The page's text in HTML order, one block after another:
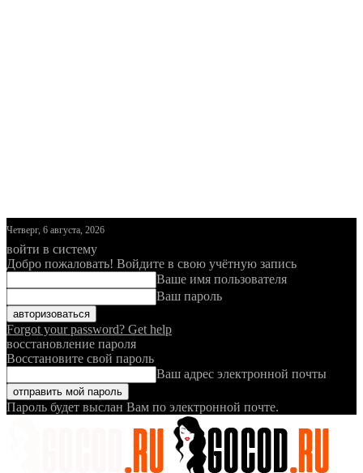
Четверг, 6 августа, 2026
войти в систему
Добро пожаловать! Войдите в свою учётную запись
Ваше имя пользователя
Ваш пароль
Forgot your password? Get help
восстановление пароля
Восстановите свой пароль
Ваш адрес электронной почты
Пароль будет выслан Вам по электронной почте.